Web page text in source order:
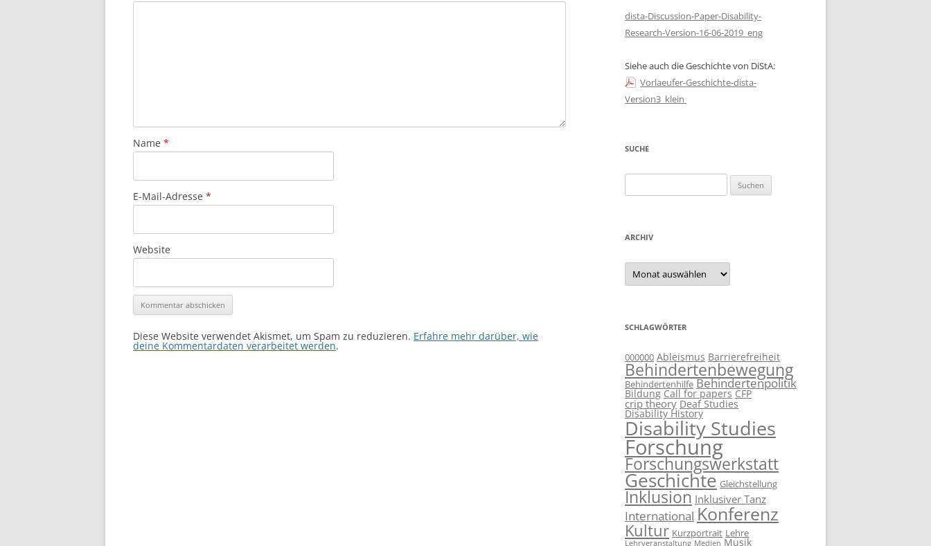
TAUTTER, VANESSA: DISABILITY
GESCHICHTE ÖSTERREICH
Name *
E-Mail-Adresse *
Website
Diese Website verwendet Akismet, um Spam zu reduzieren. Erfahre mehr darüber, wie
deine Kommentardaten verarbeitet werden.
dista-Discussion-Paper-Disability-
Research-Version-16-06-2019_eng
Siehe auch die Geschichte von DiStA:
Vorlaeufer-Geschichte-dista-
Version3_klein
SUCHE
nach:
ARCHIV
Archiv
SCHLAGWÖRTER
000000 Ableismus Barrierefreiheit
Behindertenbewegung
Behindertenhilfe Behindertenpolitik
Bildung Call for papers CFP
crip theory Deaf Studies
Disability History
Disability Studies
Forschung
Forschungswerkstatt
Geschichte Gleichstellung
Inklusion Inklusiver Tanz
International Konferenz
Kultur Kurzportrait Lehre
Lehrveranstaltung Medien Musik